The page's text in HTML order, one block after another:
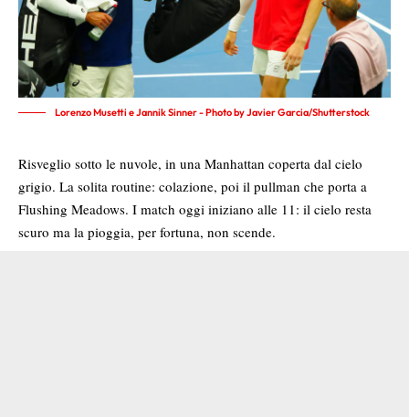
Lorenzo Musetti e Jannik Sinner - Photo by Javier Garcia/Shutterstock
Risveglio sotto le nuvole, in una Manhattan coperta dal cielo
grigio. La solita routine: colazione, poi il pullman che porta a
Flushing Meadows. I match oggi iniziano alle 11: il cielo resta
scuro ma la pioggia, per fortuna, non scende.